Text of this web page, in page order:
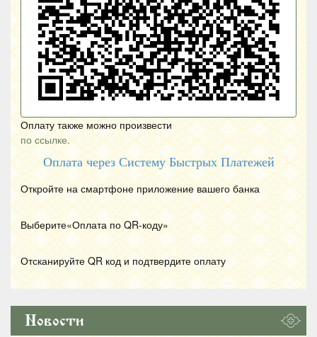
Оплату также можно произвести
по ссылке.
Оплата через Систему Быстрых Платежей
Откройте на смартфоне приложение вашего банка
Выберите«Оплата по QR-коду»
Отсканируйте QR код и подтвердите оплату
Новости